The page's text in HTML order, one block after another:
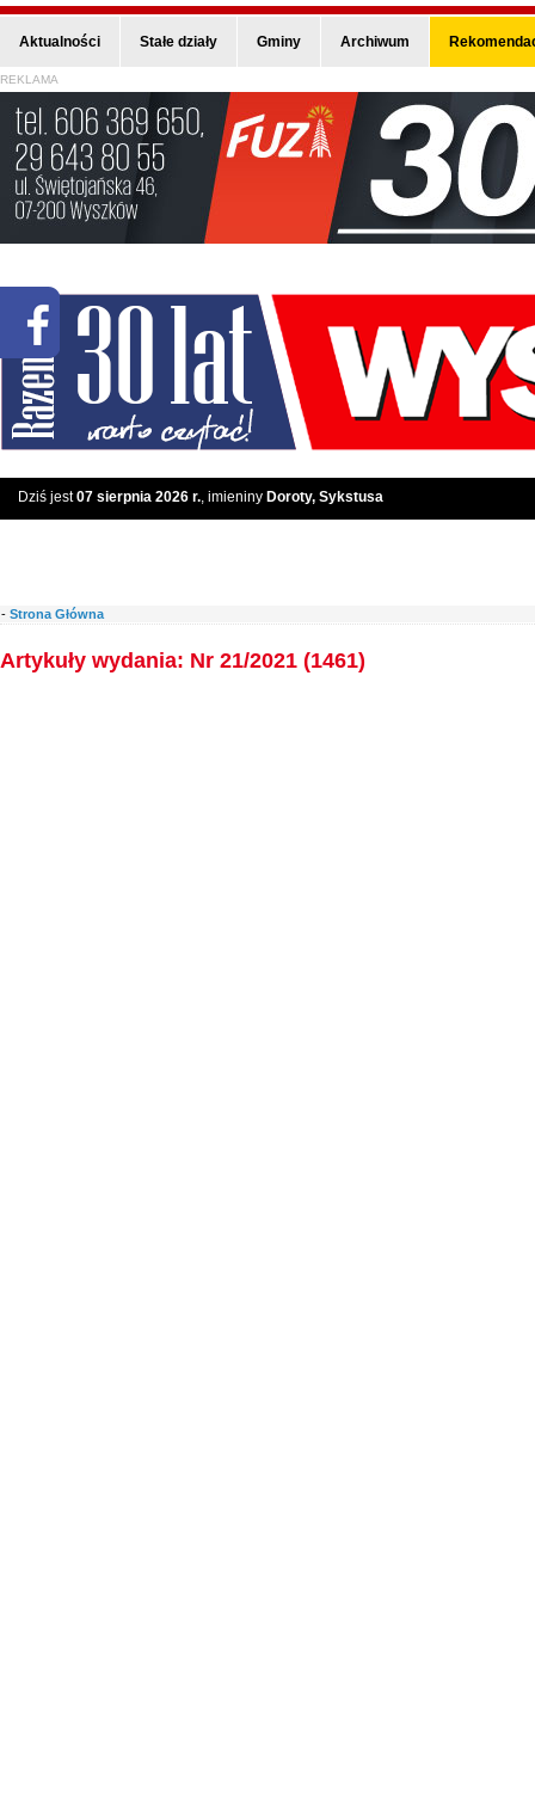
Aktualności Stałe działy Gminy Archiwum
REKLAMA
Dziś jest07 sierpnia 2026 r., imieniny Doroty, Sykstusa
- Strona Główna
Artykuły wydania: Nr 21/2021 (1461)